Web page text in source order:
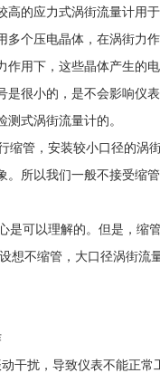
的应力式涡街流量计用
个压电晶体，在涡街力
用下，这些晶体产生的
很小的，是不会影响仪
测式涡街流量计的。
管，安装较小口径的涡
所以我们一般不接受缩
可以理解的。但是，缩
想不缩管，大口径涡街流
干扰，导致仪表不能正常